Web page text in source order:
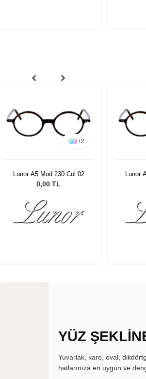
+2
Lunor A5 Mod 230 Col 02
0,00 TL
Lunor
YÜZ
Yuvarlak, kare, oval,
hatlarınıza en uygun ve